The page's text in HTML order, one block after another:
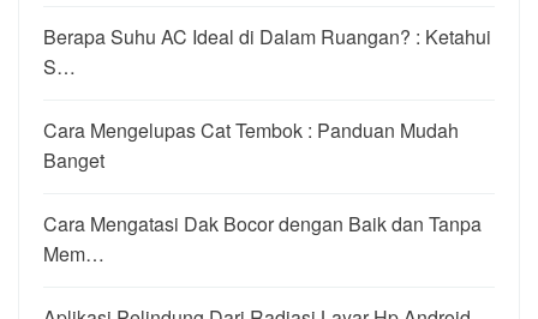
Berapa Suhu AC Ideal di Dalam Ruangan? : Ketahui
S…
Cara Mengelupas Cat Tembok : Panduan Mudah
Banget
Cara Mengatasi Dak Bocor dengan Baik dan Tanpa
Mem…